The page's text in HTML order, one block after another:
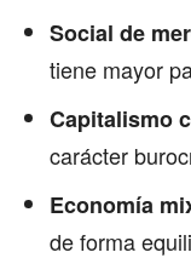
Social de
tiene mayor
Capitalismo
carácter
Economía
de forma